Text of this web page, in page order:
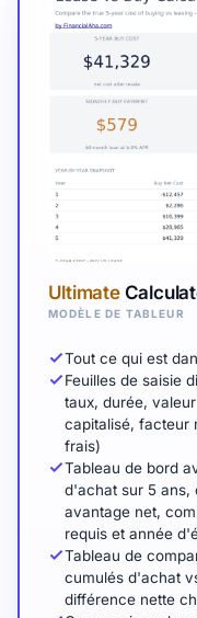
Ultimate
MODÈLE DE TABLEUR
Tout ce qui est
Feuilles de saisie
taux, durée,
capitalisé, facteur
frais)
Tableau de bord
d'achat sur 5 ans,
avantage net,
requis et année
Tableau de
cumulés d'achat
différence nette